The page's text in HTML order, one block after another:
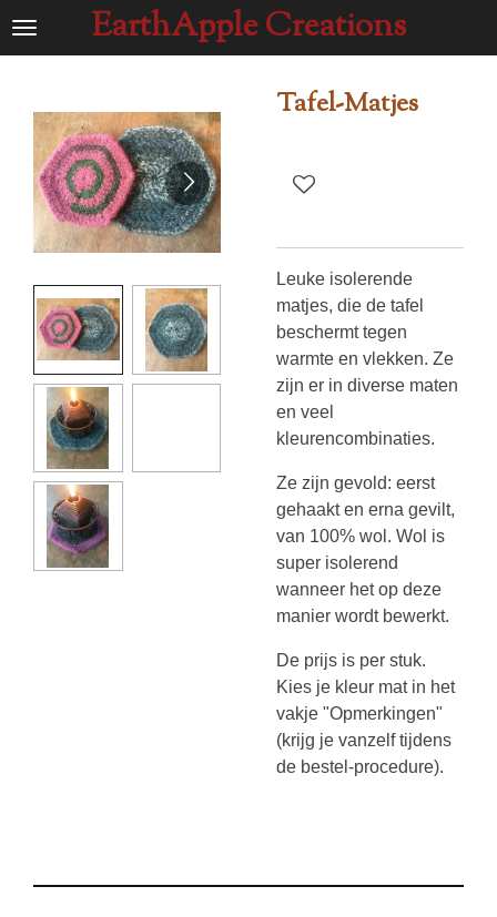
Ga
hoofdinhoud
EarthApple Creations
Tafel-Matjes
Leuke isolerende
matjes, die de tafel
beschermt tegen
warmte en vlekken. Ze
zijn er in diverse maten
en veel
kleurencombinaties.
Ze zijn gevold: eerst
gehaakt en erna gevilt,
van 100% wol. Wol is
super isolerend
wanneer het op deze
manier wordt bewerkt.
De prijs is per stuk.
Kies je kleur mat in het
vakje "Opmerkingen"
(krijg je vanzelf tijdens
de bestel-procedure).